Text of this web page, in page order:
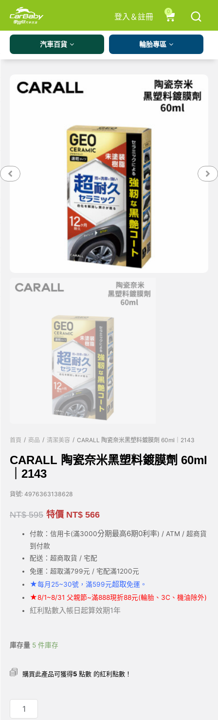
登入＆註冊
0
汽車百貨 輪胎專區
首頁 / 商品 / 清潔美容 / CARALL 陶瓷奈米黑塑料鍍膜劑 60ml｜2143
CARALL 陶瓷奈米黑塑料鍍膜劑 60ml
｜2143
貨號: 4976363138628
NT$595 特價 NT$ 566
付款：信用卡(滿3000分期最高6期0利率) / ATM / 超商貨
到付款
配送：超商取貨 / 宅配
免運：超取滿799元 / 宅配滿1200元
★每月25~30號，滿599元超取免運。
★8/1~8/31 父親節~滿888現折88元(輪胎、3C、機油除外)
紅利點數入帳日起算效期1年
庫存量 5 件庫存
購買此產品可獲得5 點數 的紅利點數！